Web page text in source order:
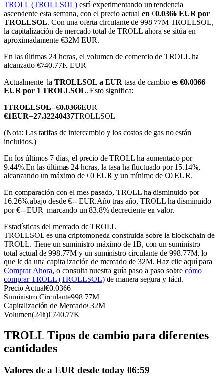
Futuros COIN-M
Futuros de criptomonedas
Derivados de acciones, divisas, metales preciosos y materias
Futuros del USDC
Futuros que utilizan USDC como garantía
Copiar Trading
Únete a los mejores traders
TROLL (TROLLSOL) está experimentando un tendencia
ascendente esta semana, con el precio actual en €0.0366 EUR por
TROLLSOL. Con una oferta circulante de 998.77M TROLLSOL,
la capitalización de mercado total de TROLL ahora se sitúa en
aproximadamente €32M EUR.
En las últimas 24 horas, el volumen de comercio de TROLL ha
alcanzado €740.77K EUR
Actualmente, la TROLLSOL a EUR tasa de cambio es €0.0366
EUR por 1 TROLLSOL. Esto significa:
1TROLLSOL=€0.0366EUR
€1EUR=27.32240437TROLLSOL
(Nota: Las tarifas de intercambio y los costos de gas no están
incluidos.)
En los últimos 7 días, el precio de TROLL ha aumentado por
9.44%.En las últimas 24 horas, la tasa ha fluctuado por 15.14%,
alcanzando un máximo de €0 EUR y un mínimo de €0 EUR.
En comparación con el mes pasado, TROLL ha disminuido por
16.26%.abajo desde €-- EUR.Año tras año, TROLL ha disminuido
por €-- EUR, marcando un 83.8% decreciente en valor.
Estadísticas del mercado de TROLL
TROLLSOL es una criptomoneda construida sobre la blockchain de
TROLL. Tiene un suministro máximo de 1B, con un suministro
total actual de 998.77M y un suministro circulante de 998.77M, lo
que le da una capitalización de mercado de 32M. Haz clic aquí para
Comprar Ahora, o consulta nuestra guía paso a paso sobre cómo
comprar TROLL (TROLLSOL) de manera segura y fácil.
Precio Actual€0.0366
Suministro Circulante998.77M
Capitalización de Mercado€32M
Volumen(24h)€740.77K
TROLL Tipos de cambio para diferentes
cantidades
Valores de a EUR desde today 06:59